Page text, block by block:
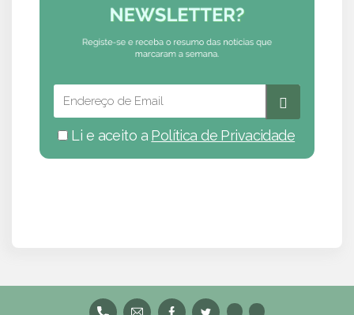
Li e aceito a Política de Privacidade